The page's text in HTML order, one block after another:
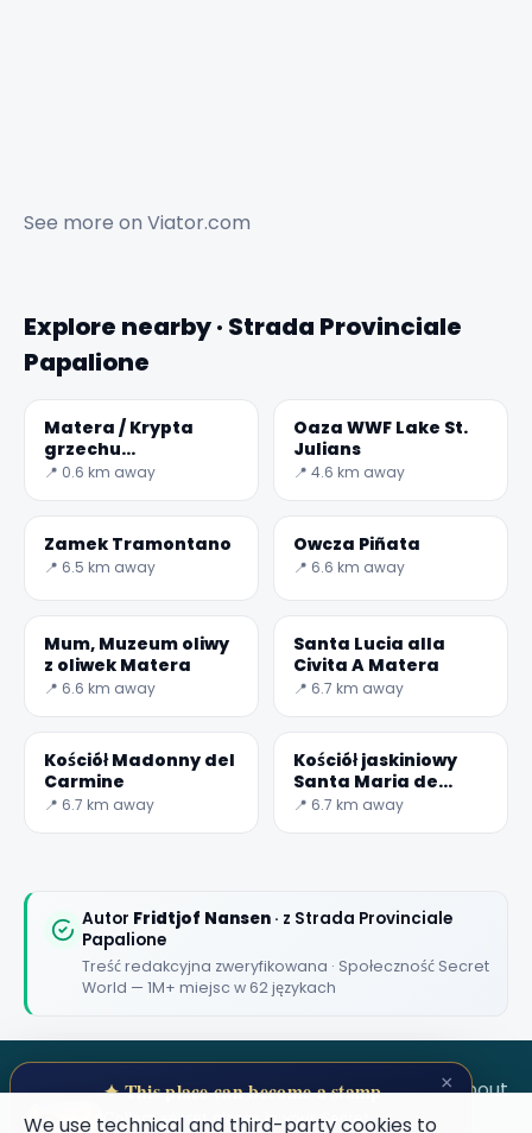
See more on Viator.com
Explore nearby · Strada Provinciale
Papalione
Matera / Krypta
grzechu
pierworodnego
📍 0.6 km away
Oaza WWF Lake St.
Julians
📍 4.6 km away
Zamek Tramontano
📍 6.5 km away
Owcza Piñata
📍 6.6 km away
Mum, Muzeum oliwy
z oliwek Matera
📍 6.6 km away
Santa Lucia alla
Civita A Matera
📍 6.7 km away
Kościół Madonny del
Carmine
📍 6.7 km away
Kościół jaskiniowy
Santa Maria de
Armenis
📍 6.7 km away
Autor Fridtjof Nansen · z Strada Provinciale
Papalione
Treść redakcyjna zweryfikowana · Społeczność Secret
World — 1M+ miejsc w 62 językach
SECRET WORLD TermsPrivacyAbout
✕
Rated best travel app worldwide
★★★★★
1,000,000+ places in your pocket. Free.
We use technical and third-party cookies to
×
✦ This place can become a stamp
Collect secret places in your Secret